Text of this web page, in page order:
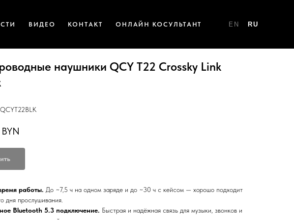
ВИДЕО КОНТАКТ ОНЛАЙН КОСУЛЬТАНТ EN RU
наушники QCY T22 Crossky Link
QCYT22BLK
BYN
работы. До ~7,5 ч на одном заряде и до ~30 ч с кейсом — хорошо подходит
дня прослушивания.
Bluetooth 5.3 подключение. Быстрая и надёжная связь для музыки, звонков и